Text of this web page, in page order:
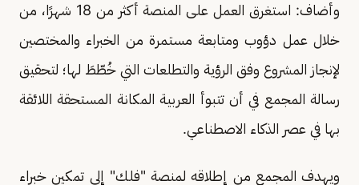
وأضاف: استغرق العمل على المنصة أكثر من 18 شهرًا، من
خلال عمل دؤوب ومتابعة مستمرة من الخبراء والمختصين
لإنجاز المشروع وفق الرؤية والتطلعات التي خُطّطَ لها؛ لتحقيق
رسالة المجمع في أن تتبوأ العربية المكانة المستحقة اللائقة
بها في عصر الذكاء الاصطناعي.
ويهدف المجمع من إطلاقه لمنصة "فلك" إلى تمكين خبراء